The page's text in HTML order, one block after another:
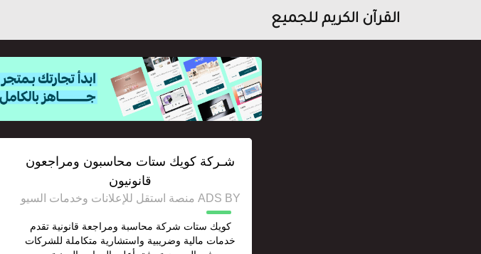
القرآن الكريم للجميع
شـركة كويك ستات محاسبون ومراجعون
قانونيون
ADS BY منصة استقل للإعلانات وخدمات السيو
كويك ستات شركة محاسبة ومراجعة قانونية تقدم
خدمات مالية وضريبية واستشارية متكاملة للشركات